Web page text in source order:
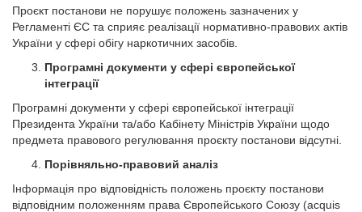
Проєкт постанови не порушує положень зазначених у
Регламенті ЄС та сприяє реалізації нормативно-правових актів
України у сфері обігу наркотичних засобів.
Програмні документи у сфері європейської
інтеграції
Програмні документи у сфері європейської інтеграції
Президента України та/або Кабінету Міністрів України щодо
предмета правового регулювання проєкту постанови відсутні.
Порівняльно-правовий аналіз
Інформація про відповідність положень проєкту постанови
відповідним положенням права Європейського Союзу (acquis